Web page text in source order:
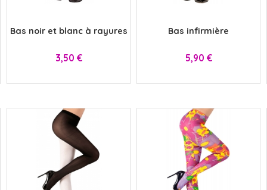
SUPER-HÉROS ET... UNIFORMES
MANGA MARQUIS ET MARQUISE
SAINT NICOLAS SERIE TV
Bas noir et blanc à rayures
Prix
3,50 €
Bas infirmière
Prix
5,90 €